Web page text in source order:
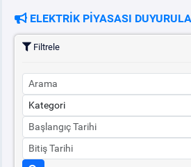
PİYASAKAYITSÜRECİ
SERBEST TÜKETİCİ
MALİ UZLAŞTIRMA
TEMİNAT
ELEKTRİK PİYASASI
Filtrele